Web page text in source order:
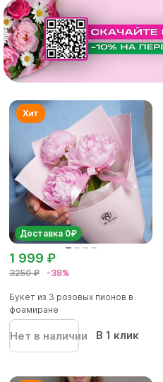
Доставка 0₽
3250 ₽ -38%
1 999 ₽
Букет из 3 розовых пионов в
фоамиране
Нет в наличии В 1 клик